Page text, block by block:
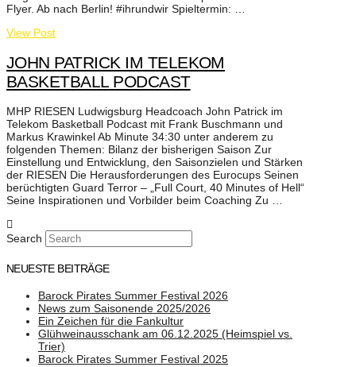
Flyer. Ab nach Berlin! #ihrundwir Spieltermin: …
View Post
JOHN PATRICK IM TELEKOM
BASKETBALL PODCAST
MHP RIESEN Ludwigsburg Headcoach John Patrick im
Telekom Basketball Podcast mit Frank Buschmann und
Markus Krawinkel Ab Minute 34:30 unter anderem zu
folgenden Themen: Bilanz der bisherigen Saison Zur
Einstellung und Entwicklung, den Saisonzielen und Stärken
der RIESEN Die Herausforderungen des Eurocups Seinen
berüchtigten Guard Terror – „Full Court, 40 Minutes of Hell“
Seine Inspirationen und Vorbilder beim Coaching Zu …
Search
NEUESTE BEITRÄGE
Barock Pirates Summer Festival 2026
News zum Saisonende 2025/2026
Ein Zeichen für die Fankultur
Glühweinausschank am 06.12.2025 (Heimspiel vs.
Trier)
Barock Pirates Summer Festival 2025